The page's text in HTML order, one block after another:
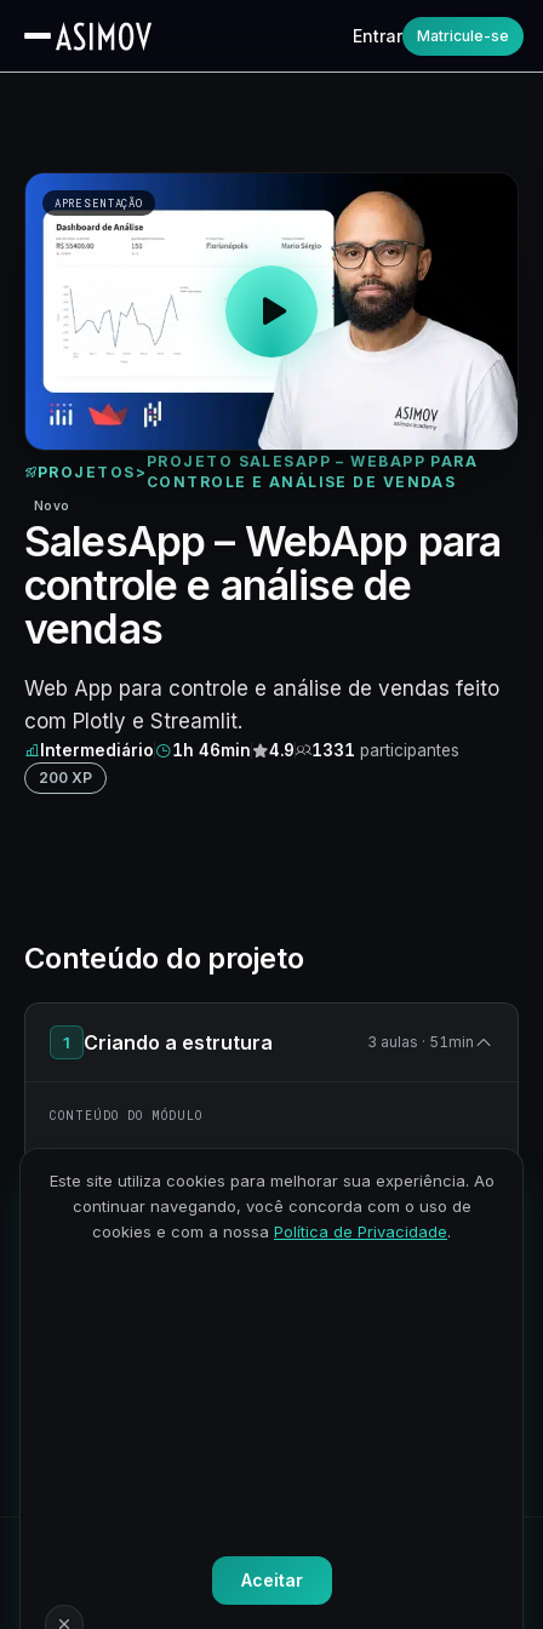
Entrar Matricule-se
PROJETOS >
PROJETO SALESAPP – WEBAPP PARA
CONTROLE E ANÁLISE DE VENDAS
Novo
SalesApp – WebApp para
controle e análise de
vendas
Web App para controle e análise de vendas feito
com Plotly e Streamlit.
Intermediário 1h 46min 4.9 1331 participantes
200 XP
APRESENTAÇÃO
Conteúdo do projeto
1 Criando a estrutura 3 aulas · 51min
CONTEÚDO DO MÓDULO
Criando a home e páginas em branco
Todos os direitos reservados. Política de Privacidade
de Uso
Este site utiliza cookies para melhorar sua experiência. Ao
continuar navegando, você concorda com o uso de
cookies e com a nossa Política de Privacidade.
Aceitar